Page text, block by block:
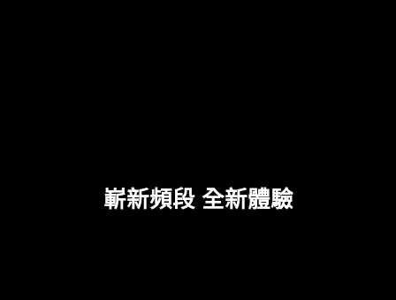
嶄新頻段 全新體驗